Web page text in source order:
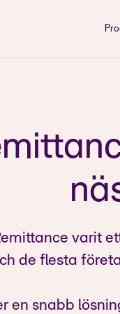
varit
de flesta
en snabb